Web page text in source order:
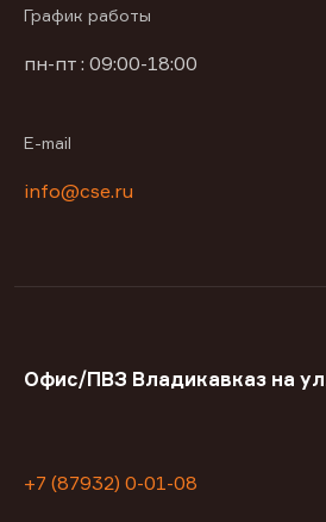
График работы
пн-пт : 09:00-18:00
E-mail
info@cse.ru
Офис/ПВЗ Владикавказ на
+7 (87932) 0-01-08